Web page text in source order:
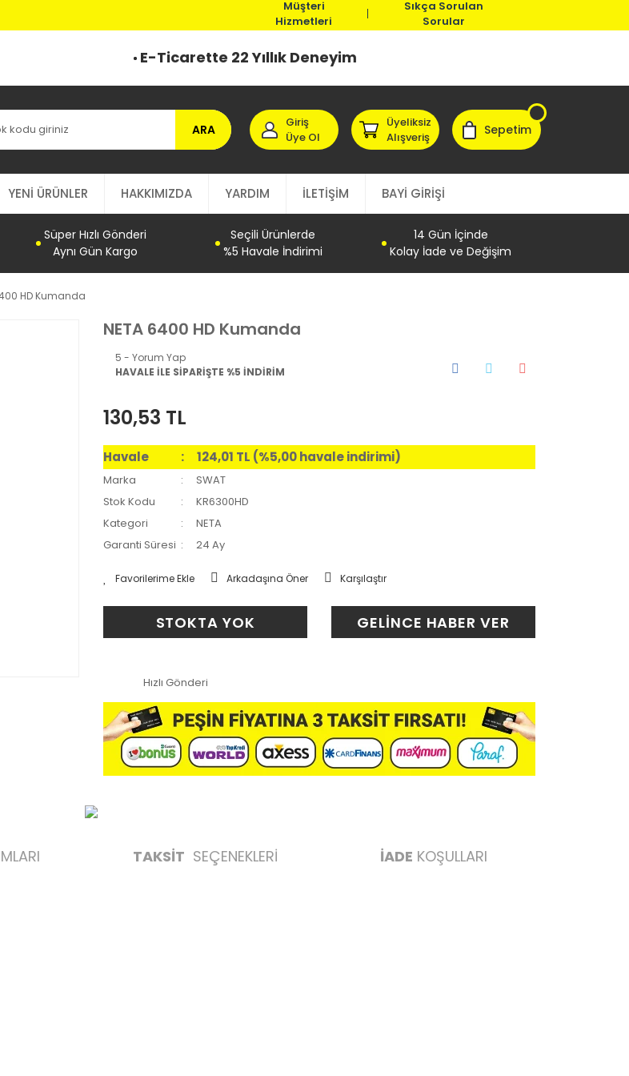
Müşteri
Hizmetleri
Sıkça Sorulan
Sorular
E-Ticarette 22 Yıllık Deneyim
ARA
Giriş
Üye Ol
Üyeliksiz
Alışveriş
Sepetim
YENİ ÜRÜNLER HAKKIMIZDA YARDIM İLETİŞİM BAYİ GİRİŞİ
Süper Hızlı Gönderi
Aynı Gün Kargo
Seçili Ürünlerde
%5 Havale İndirimi
14 Gün İçinde
Kolay İade ve Değişim
HD Kumanda
NETA 6400 HD Kumanda
5 - Yorum Yap
HAVALE İLE SİPARİŞTE %5 İNDİRİM
130,53 TL
Havale 124,01 TL (%5,00 havale indirimi)
Marka
SWAT
Stok Kodu
KR6300HD
Kategori
NETA
Garanti Süresi
24 Ay
Arkadaşına Öner Karşılaştır
STOKTA YOK GELİNCE HABER VER
Hızlı Gönderi
TAKSİT SEÇENEKLERİ İADE KOŞULLARI